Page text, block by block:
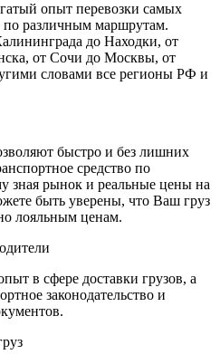
опыт перевозки самых
по различным маршрутам.
до Находки, от
от Сочи до Москвы, от
словами все регионы РФ и
быстро и без лишних
средство по
зная рынок и реальные цены на
быть уверены, что Ваш груз
лояльным ценам.
в сфере доставки грузов, а
законодательство и